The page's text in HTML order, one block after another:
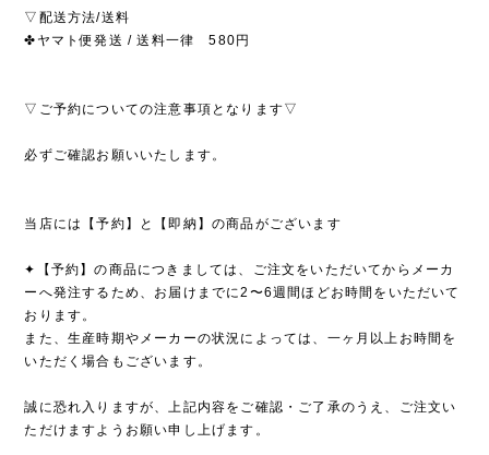
▽配送方法/送料
✤ヤマト便発送 / 送料一律 580円
▽ご予約についての注意事項となります▽
必ずご確認お願いいたします。
当店には【予約】と【即納】の商品がございます
✦【予約】の商品につきましては、ご注文をいただいてからメーカ
ーへ発注するため、お届けまでに2〜6週間ほどお時間をいただいて
おります。
また、生産時期やメーカーの状況によっては、一ヶ月以上お時間を
いただく場合もございます。
誠に恐れ入りますが、上記内容をご確認・ご了承のうえ、ご注文い
ただけますようお願い申し上げます。